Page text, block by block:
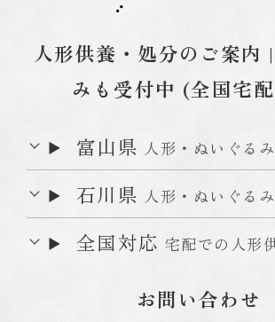
人形供養・処分のご案内
みも受付中 (全国宅
富山県 人形・ぬいぐる
石川県 人形・ぬいぐる
全国対応 宅配での人形
お問い合わせ